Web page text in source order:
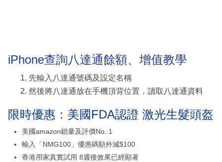
iPhone查詢八達通餘額、增值教學
先輸入八達通號碼及設定名稱
然後將八達通放在手機頂背位置，讀取八達通資料
限時優惠：美國FDA認證 激光生髮頭盔
美國amazon鎖量及評價No. 1
輸入「NMG100」優惠碼額外減$100
香港用家真實試用 8週後效果已經顯著